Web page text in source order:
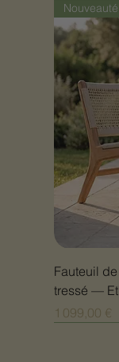
Nouveauté
Fauteuil
tressé —
Prix
1 099,00 €